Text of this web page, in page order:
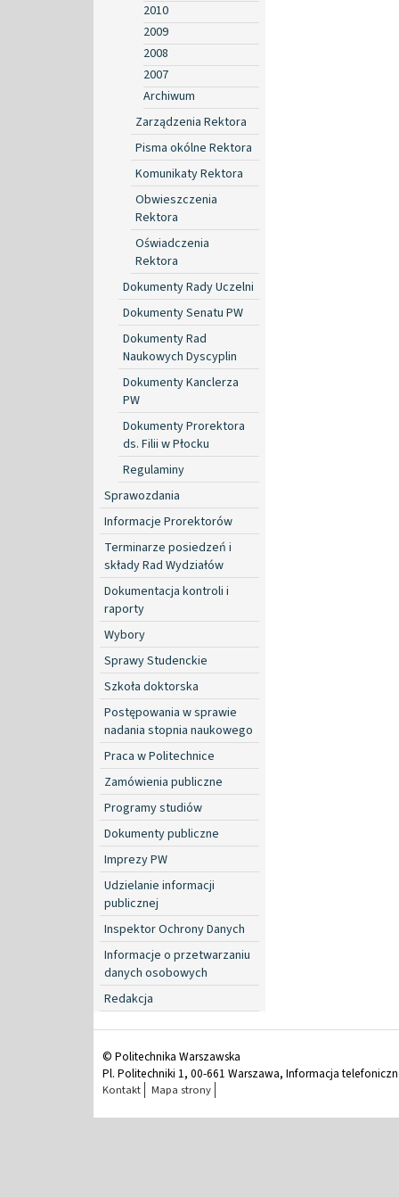
2010
2009
2008
2007
Archiwum
Zarządzenia Rektora
Pisma okólne Rektora
Komunikaty Rektora
Obwieszczenia
Rektora
Oświadczenia
Rektora
Dokumenty Rady Uczelni
Dokumenty Senatu PW
Dokumenty Rad
Naukowych Dyscyplin
Dokumenty Kanclerza
PW
Dokumenty Prorektora
ds. Filii w Płocku
Regulaminy
Sprawozdania
Informacje Prorektorów
Terminarze posiedzeń i
składy Rad Wydziałów
Dokumentacja kontroli i
raporty
Wybory
Sprawy Studenckie
Szkoła doktorska
Postępowania w sprawie
nadania stopnia naukowego
Praca w Politechnice
Zamówienia publiczne
Programy studiów
Dokumenty publiczne
Imprezy PW
Udzielanie informacji
publicznej
Inspektor Ochrony Danych
Informacje o przetwarzaniu
danych osobowych
Redakcja
© Politechnika Warszawska
Pl. Politechniki 1, 00-661 Warszawa, Informacja
Kontakt Mapa strony